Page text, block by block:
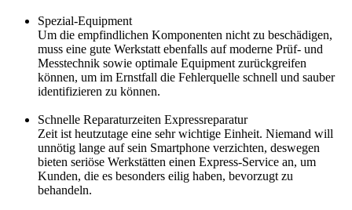
Spezial-Equipment
Um die empfindlichen Komponenten nicht zu beschädigen,
muss eine gute Werkstatt ebenfalls auf moderne Prüf- und
Messtechnik sowie optimale Equipment zurückgreifen
können, um im Ernstfall die Fehlerquelle schnell und sauber
identifizieren zu können.
Schnelle Reparaturzeiten Expressreparatur
Zeit ist heutzutage eine sehr wichtige Einheit. Niemand will
unnötig lange auf sein Smartphone verzichten, deswegen
bieten seriöse Werkstätten einen Express-Service an, um
Kunden, die es besonders eilig haben, bevorzugt zu
behandeln.